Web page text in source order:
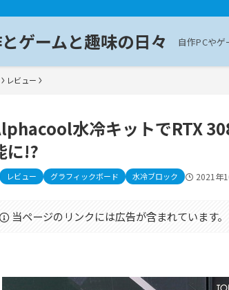
ゲームと趣味の日々 自作PCや
レビュー
水冷キットでRTX
に!?
レビュー グラフィックボード 水冷ブロック 2021年
当ページのリンクには広告が含まれています。